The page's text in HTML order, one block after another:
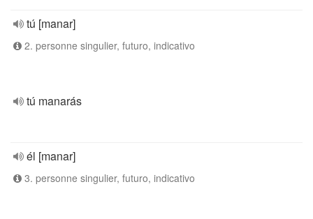
tú [manar]
2. personne singulier, futuro, indicativo
tú manarás
él [manar]
3. personne singulier, futuro, indicativo